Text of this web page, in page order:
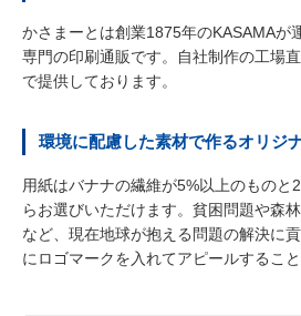
かさまーとは創業1875年のKASAMAが
専門の印刷通販です。自社制作の工場
で提供しております。
環境に配慮した素材で作るオリジ
用紙はバナナの繊維が5%以上のものと
らお選びいただけます。貧困問題や森
など、現在地球が抱える問題の解決に
にロゴマークを入れてアピールすること